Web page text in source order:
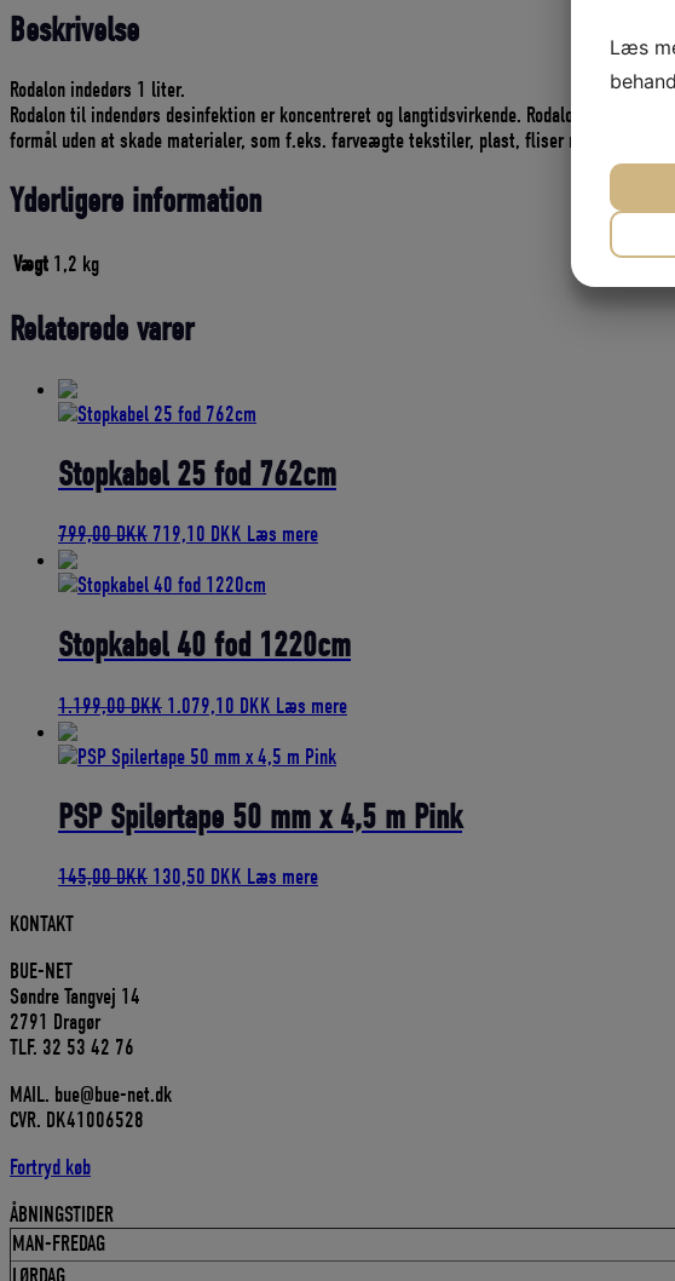
Beskrivelse
Rodalon indedørs 1 liter.
Rodalon til indendørs desinfektion er koncentreret og langtidsvirkende. Rodalon fjerner
formål uden at skade materialer, som f.eks. farveægte tekstiler, plast, fliser m.v.
Yderligere information
Vægt 1,2 kg
Relaterede varer
Stopkabel 25 fod 762cm
799,00DKK Den
pris
799,00 DKK.
719,10 DKK Den
pris
719,10 DKK.
Læs mere
Stopkabel 40 fod 1220cm
1.199,00DKK Den
pris
1.199,00 DKK.
1.079,10 DKK Den
pris
1.079,10 DKK.
Læs mere
PSP Spilertape 50 mm x 4,5 m Pink
145,00DKK Den
130,50 DKK Den
Læs mere
KONTAKT
BUE-NET
Søndre Tangvej 14
2791 Dragør
TLF. 32 53 42 76
MAIL. bue@bue-net.dk
CVR. DK41006528
Fortryd køb
ÅBNINGSTIDER
MAN-FREDAG
Læs